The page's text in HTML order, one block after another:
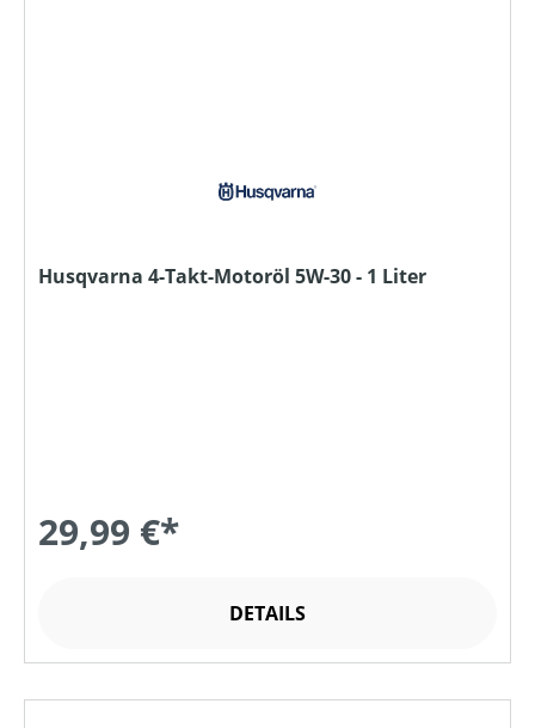
Husqvarna 4-Takt-Motoröl 5W-30 - 1 Liter
29,99 €*
DETAILS